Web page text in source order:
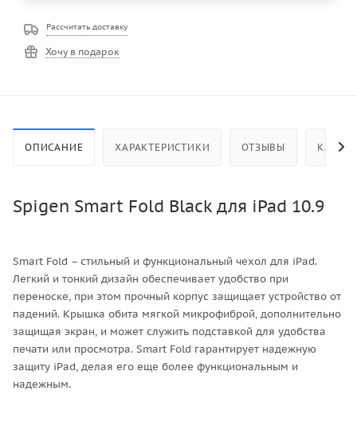
Рассчитать доставку
Хочу в подарок
ОПИСАНИЕ ХАРАКТЕРИСТИКИ ОТЗЫВЫ КАК
Spigen Smart Fold Black для iPad 10.9
Smart Fold – стильный и функциональный чехол для iPad.
Легкий и тонкий дизайн обеспечивает удобство при
переноске, при этом прочный корпус защищает устройство от
падений. Крышка обита мягкой микрофиброй, дополнительно
защищая экран, и может служить подставкой для удобства
печати или просмотра. Smart Fold гарантирует надежную
защиту iPad, делая его еще более функциональным и
надежным.